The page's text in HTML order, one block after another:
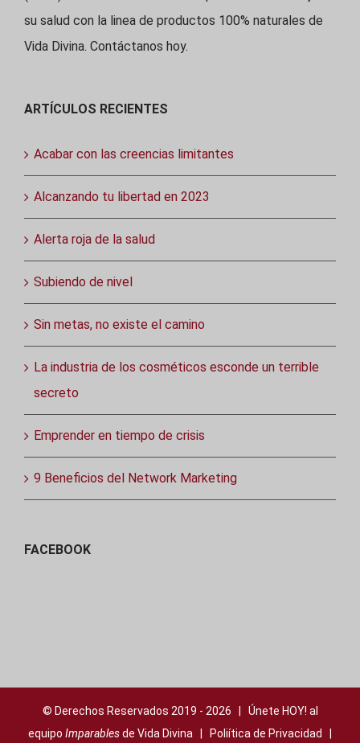
su salud con la linea de productos 100% naturales de
Vida Divina. Contáctanos hoy.
ARTÍCULOS RECIENTES
Acabar con las creencias limitantes
Alcanzando tu libertad en 2023
Alerta roja de la salud
Subiendo de nivel
Sin metas, no existe el camino
La industria de los cosméticos esconde un terrible
secreto
Emprender en tiempo de crisis
9 Beneficios del Network Marketing
FACEBOOK
© Derechos Reservados 2019 - 2026 | Únete HOY! al
equipo Imparablesde Vida Divina | Poliítica de Privacidad